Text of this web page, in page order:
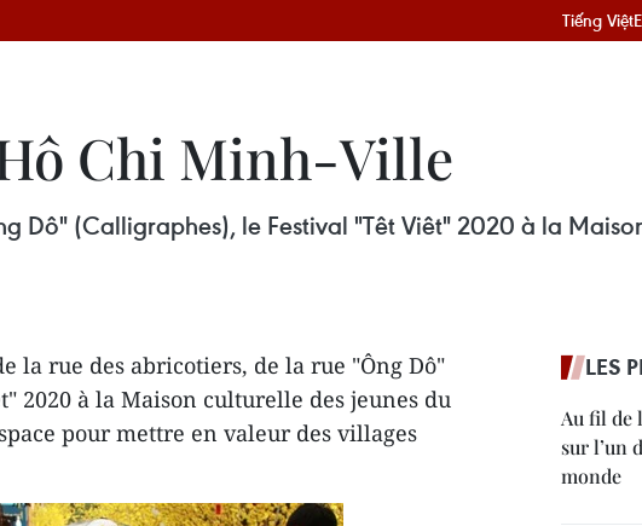
Tiếng Việt
Chi Minh-Ville
Dô" (Calligraphes), le Festival "Têt Viêt" 2020 à la
la rue des abricotiers, de la rue "Ông Dô"
2020 à la Maison culturelle des jeunes du
pour mettre en valeur des villages
LES
Au fil de
sur l’un
monde